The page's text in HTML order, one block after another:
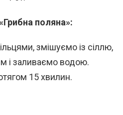
поляна»:
змішуємо із сіллю,
і заливаємо водою.
15 хвилин.